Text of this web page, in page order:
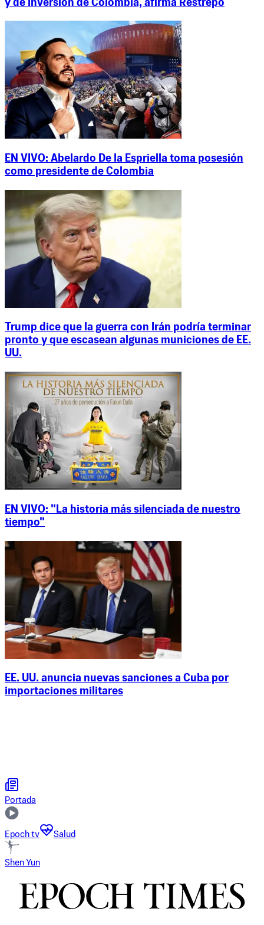
y de inversión de Colombia, afirma Restrepo
EN VIVO: Abelardo De la Espriella toma posesión
como presidente de Colombia
Trump dice que la guerra con Irán podría terminar
pronto y que escasean algunas municiones de EE.
UU.
EN VIVO: "La historia más silenciada de nuestro
tiempo"
EE. UU. anuncia nuevas sanciones a Cuba por
importaciones militares
Portada
Epoch tv Salud
Shen Yun